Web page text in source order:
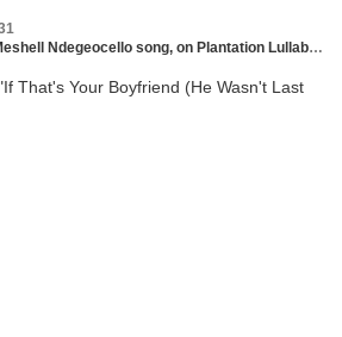
song, on Plantation Lullabies album (1993), Ma solange Oussou